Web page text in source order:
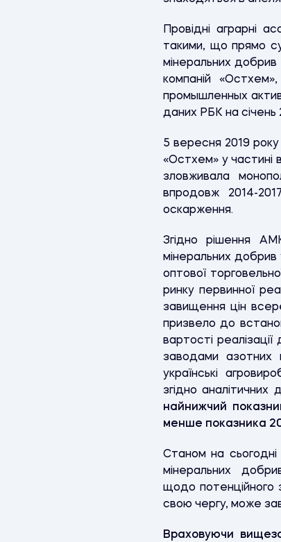
Провідні аграрні
такими, що прямо
мінеральних
компаній
промышленных
даних РБК на січень
5 вересня 2019 року
«Остхем» у частині
зловживала
впродовж 2014-
оскарження.
Згідно рішення
мінеральних
оптової
ринку первинної
завищення цін
призвело до
вартості
заводами азотних
українські
згідно
найнижчий
менше показника
Станом на
мінеральних
щодо потенційного
свою чергу, може
Враховуючи